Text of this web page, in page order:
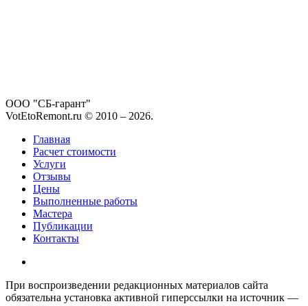
ООО "СБ-гарант"
VotEtoRemont.ru © 2010 – 2026.
Главная
Расчет стоимости
Услуги
Отзывы
Цены
Выполненные работы
Мастера
Публикации
Контакты
При воспроизведении редакционных материалов сайта
обязательна установка активной гиперссылки на источник —